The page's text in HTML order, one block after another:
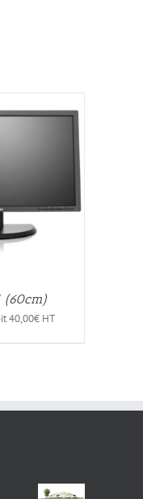
(60cm)
40,00€HT